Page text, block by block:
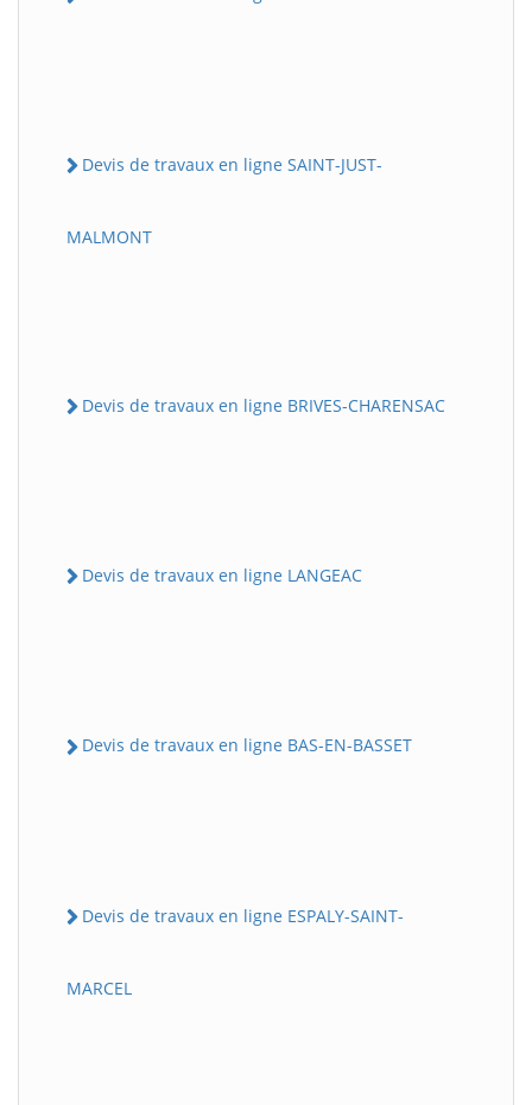
Devis de travaux en ligne SAINT-JUST-
MALMONT
Devis de travaux en ligne BRIVES-CHARENSAC
Devis de travaux en ligne LANGEAC
Devis de travaux en ligne BAS-EN-BASSET
Devis de travaux en ligne ESPALY-SAINT-
MARCEL